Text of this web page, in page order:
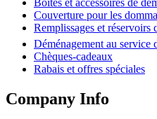
Boîtes et accessoires de
Couverture pour les
Remplissages et réservoirs
Déménagement au service
Chèques-cadeaux
Rabais et offres spéciales
Company Info